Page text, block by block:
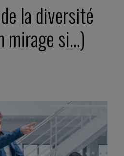
la diversité
mirage si…)